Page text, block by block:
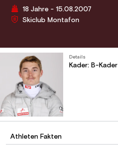
18 Jahre - 15.08.2007
Skiclub Montafon
Details
Kader: B-Kader
Athleten Fakten